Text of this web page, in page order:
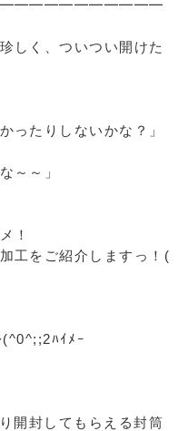
しく、ついつい開けた
ったりしないかな？」
～～」
！
工をご紹介しますっ！(
ﾊｲﾒｰ
開封してもらえる封筒